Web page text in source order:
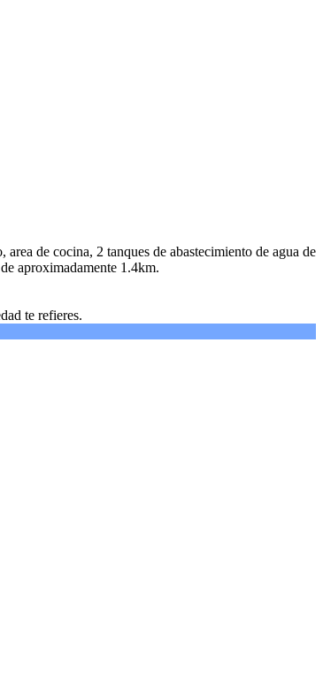
de cocina, 2 tanques de abastecimiento de agua de
aproximadamente 1.4km.
te refieres.